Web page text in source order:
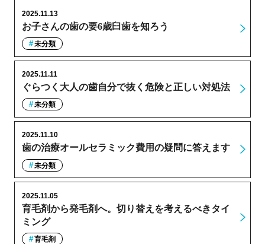
お子さんの歯の要6歳臼歯を知ろう
2025.11.13
未分類
ぐらつく大人の歯自分で抜く危険と正しい対処法
2025.11.11
未分類
歯の治療オールセラミック費用の疑問に答えます
2025.11.10
未分類
育毛剤から発毛剤へ。切り替えを考えるべきタイ
ミング
2025.11.05
育毛剤